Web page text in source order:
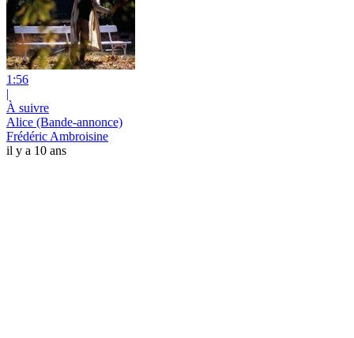
1:56
|
À suivre
Alice (Bande-annonce)
Frédéric Ambroisine
il y a 10 ans